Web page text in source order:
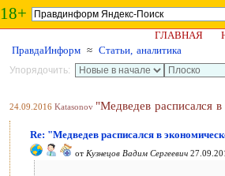
18+
ГЛАВНАЯ
ПравдаИнформ ≈ Статьи, аналитика
Упорядочить:
24.09.2016 Katasonov "Медведев расписался
Re: "Медведев расписался в
от Кузнецов Вадим Сергеевич